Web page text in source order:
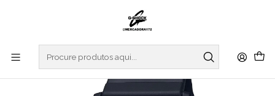
PRO TREK
Climber Line PRW-35-1AER